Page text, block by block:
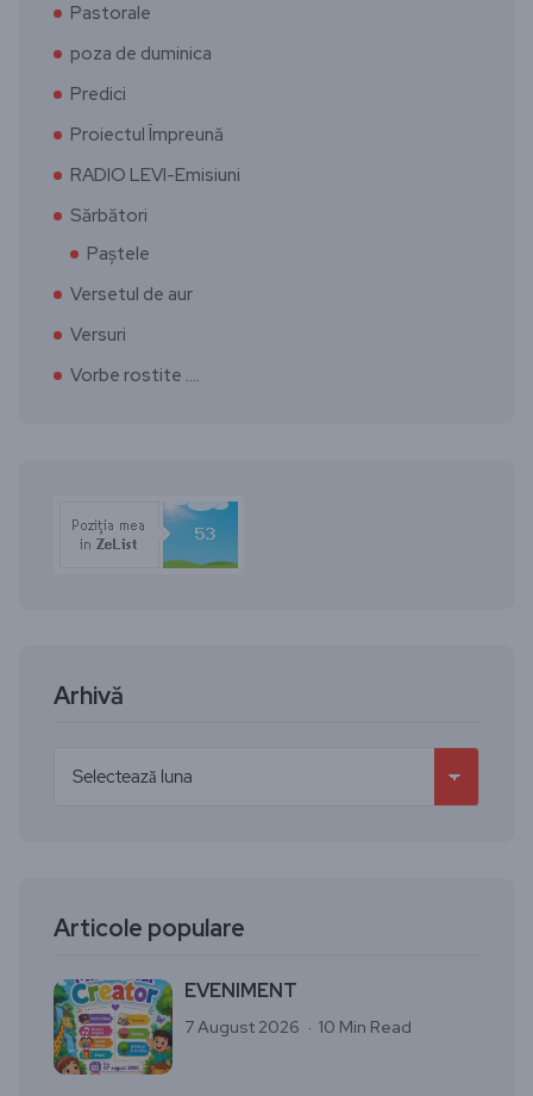
Pastorale
poza de duminica
Predici
Proiectul Împreună
RADIO LEVI-Emisiuni
Sărbători
Paștele
Versetul de aur
Versuri
Vorbe rostite ….
Arhivă
Articole populare
EVENIMENT
7 August 2026 10 Min Read